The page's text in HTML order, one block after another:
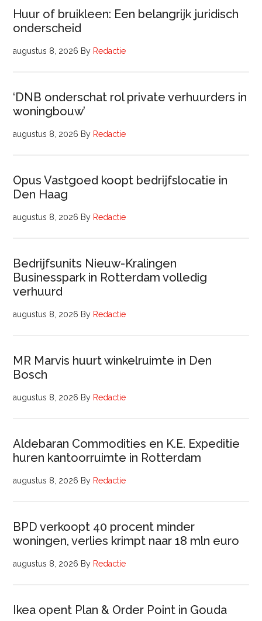
Huur of bruikleen: Een belangrijk juridisch
onderscheid
augustus 8, 2026 By Redactie
‘DNB onderschat rol private verhuurders in
woningbouw’
augustus 8, 2026 By Redactie
Opus Vastgoed koopt bedrijfslocatie in
Den Haag
augustus 8, 2026 By Redactie
Bedrijfsunits Nieuw-Kralingen
Businesspark in Rotterdam volledig
verhuurd
augustus 8, 2026 By Redactie
MR Marvis huurt winkelruimte in Den
Bosch
augustus 8, 2026 By Redactie
Aldebaran Commodities en K.E. Expeditie
huren kantoorruimte in Rotterdam
augustus 8, 2026 By Redactie
BPD verkoopt 40 procent minder
woningen, verlies krimpt naar 18 mln euro
augustus 8, 2026 By Redactie
Ikea opent Plan & Order Point in Gouda